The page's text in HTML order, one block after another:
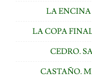
LA ENCINA
LA COPA
CEDRO.
CASTAÑO.